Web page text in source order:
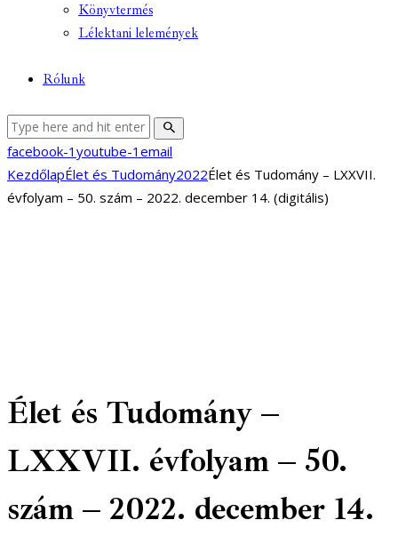
Könyvtermés
Lélektani lelemények
Rólunk
facebook-1 youtube-1 email
KezdőlapÉlet és Tudomány2022Élet és Tudomány – LXXVII.
évfolyam – 50. szám – 2022. december 14. (digitális)
Élet és Tudomány –
LXXVII. évfolyam – 50.
szám – 2022. december 14.